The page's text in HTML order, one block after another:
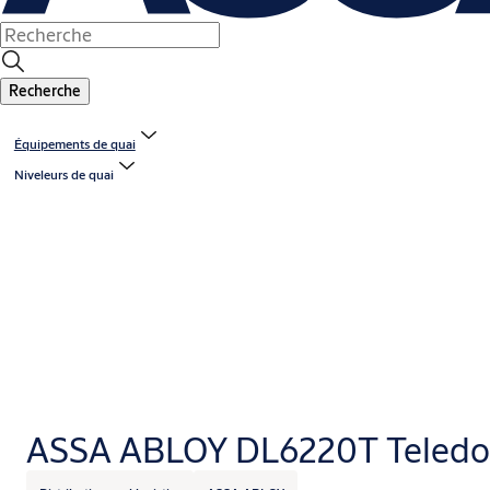
Recherche
Équipements de quai
Niveleurs de quai
ASSA ABLOY DL6220T